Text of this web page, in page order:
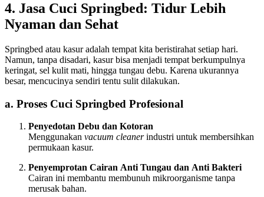
4. Jasa Cuci Springbed: Tidur Lebih
Nyaman dan Sehat
Springbed atau kasur adalah tempat kita beristirahat setiap hari.
Namun, tanpa disadari, kasur bisa menjadi tempat berkumpulnya
keringat, sel kulit mati, hingga tungau debu. Karena ukurannya
besar, mencucinya sendiri tentu sulit dilakukan.
a. Proses Cuci Springbed Profesional
Penyedotan Debu dan Kotoran
Menggunakan vacuum cleanerindustri untuk membersihkan
permukaan kasur.
Penyemprotan Cairan Anti Tungau dan Anti Bakteri
Cairan ini membantu membunuh mikroorganisme tanpa
merusak bahan.